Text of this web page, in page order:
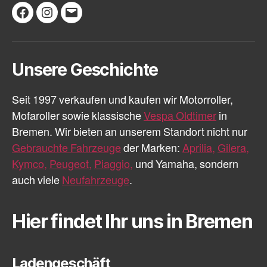
Facebook
Instagram
E-
Unsere Geschichte
Seit 1997 verkaufen und kaufen wir Motorroller,
Mofaroller sowie klassischeVespa Oldtimer in
Bremen. Wir bieten an unserem Standort nicht nur
Gebrauchte Fahrzeugeder Marken: Aprilia, Gilera,
Kymco, Peugeot, Piaggio, und Yamaha, sondern
auch viele Neufahrzeuge.
Hier findet Ihr uns in Bremen
Ladengeschäft